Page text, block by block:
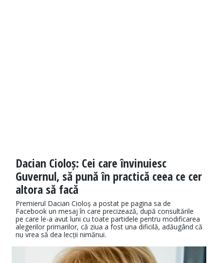
Dacian Cioloș: Cei care învinuiesc
Guvernul, să pună în practică ceea ce cer
altora să facă
Premierul Dacian Cioloș a postat pe pagina sa de
Facebook un mesaj în care precizează, după consultările
pe care le-a avut luni cu toate partidele pentru modificarea
alegerilor primarilor, că ziua a fost una dificilă, adăugând că
nu vrea să dea lecții nimănui.